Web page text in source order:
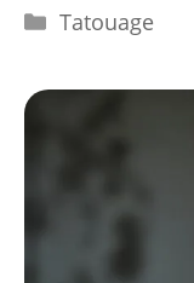
Catégories
Tatouage